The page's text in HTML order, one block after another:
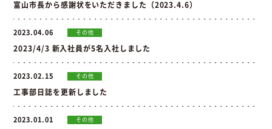
富山市長から感謝状をいただきました（2023.4.6）
2023.04.06 その他
2023/4/3 新入社員が5名入社しました
2023.02.15 その他
工事部日誌を更新しました
2023.01.01 その他